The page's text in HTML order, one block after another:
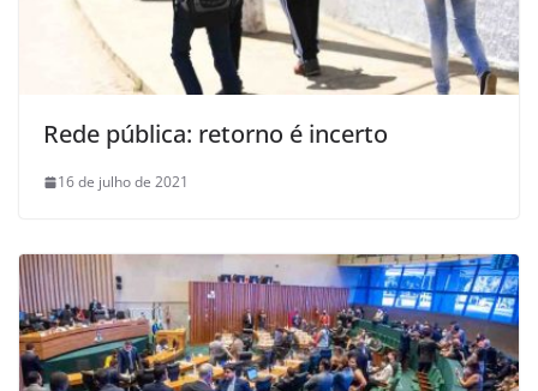
Rede pública: retorno é incerto
16 de julho de 2021